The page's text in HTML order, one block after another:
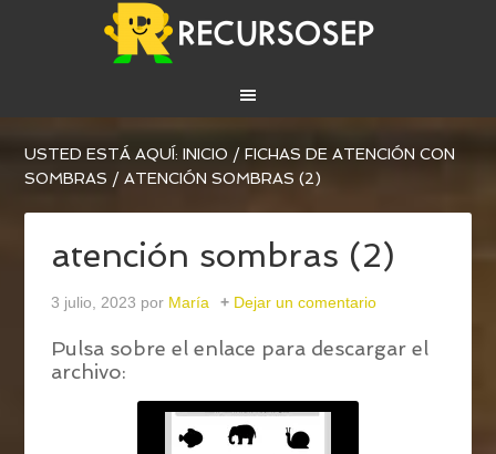
USTED ESTÁ AQUÍ:INICIO / FICHAS DE ATENCIÓN CON
SOMBRAS / ATENCIÓN SOMBRAS (2)
atención sombras (2)
3 julio, 2023 por María Dejar un comentario
Pulsa sobre el enlace para descargar el
archivo: